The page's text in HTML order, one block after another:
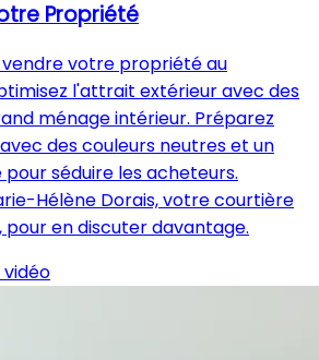
Propriété
vendre votre propriété au
l'attrait extérieur avec des
ménage intérieur. Préparez
des couleurs neutres et un
séduire les acheteurs.
Hélène Dorais, votre courtière
pour en discuter davantage.